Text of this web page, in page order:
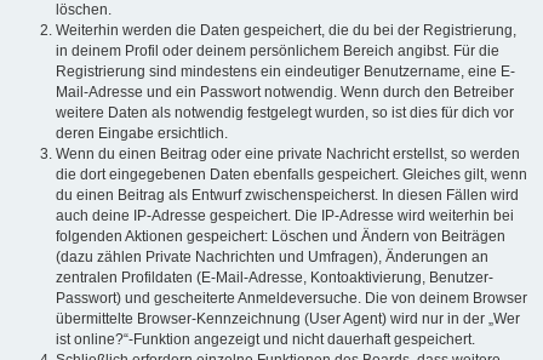
löschen.
Weiterhin werden die Daten gespeichert, die du bei der Registrierung,
in deinem Profil oder deinem persönlichem Bereich angibst. Für die
Registrierung sind mindestens ein eindeutiger Benutzername, eine E-
Mail-Adresse und ein Passwort notwendig. Wenn durch den Betreiber
weitere Daten als notwendig festgelegt wurden, so ist dies für dich vor
deren Eingabe ersichtlich.
Wenn du einen Beitrag oder eine private Nachricht erstellst, so werden
die dort eingegebenen Daten ebenfalls gespeichert. Gleiches gilt, wenn
du einen Beitrag als Entwurf zwischenspeicherst. In diesen Fällen wird
auch deine IP-Adresse gespeichert. Die IP-Adresse wird weiterhin bei
folgenden Aktionen gespeichert: Löschen und Ändern von Beiträgen
(dazu zählen Private Nachrichten und Umfragen), Änderungen an
zentralen Profildaten (E-Mail-Adresse, Kontoaktivierung, Benutzer-
Passwort) und gescheiterte Anmeldeversuche. Die von deinem Browser
übermittelte Browser-Kennzeichnung (User Agent) wird nur in der „Wer
ist online?“-Funktion angezeigt und nicht dauerhaft gespeichert.